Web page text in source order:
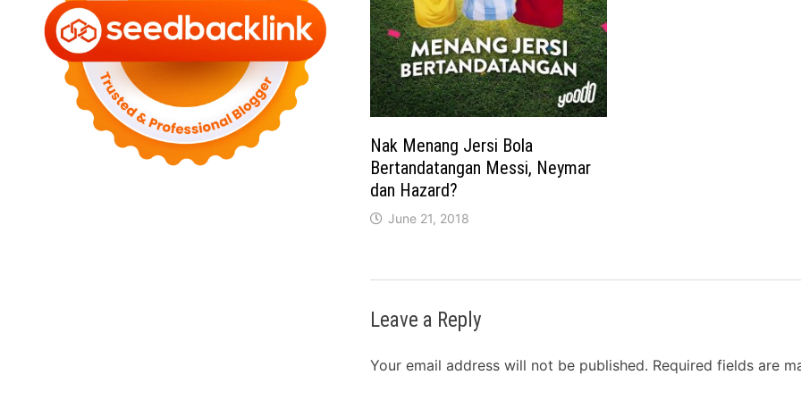
Nak Menang Jersi Bola
Bertandatangan Messi, Neymar
dan Hazard?
June 21, 2018
Leave a Reply
Your email address will not be published. Required fields are